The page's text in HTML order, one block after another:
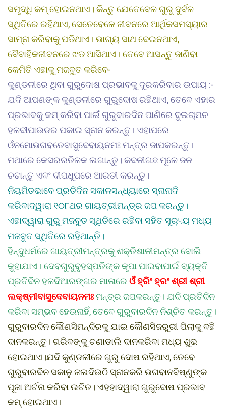
ସମୃଦ୍ଧି କମ୍ ହୋଇନଥାଏ। କିନ୍ତୁ ଯେତେବେଳ ଗୁରୁ ଦୁର୍ବଳ
ସ୍ଥିତିରେ ରହିଥାଏ, ସେତେବେଳେ ଜୀବନରେ ଆର୍ଥିକସମସ୍ୟାର
ସାମ୍ନା କରିବାକୁ ପଡିଥାଏ। ଭାଗ୍ୟ ସାଥ ଦେଇନଥାଏ,
ବୈବାହିକଜୀବନରେ ଝଡ ଆସିଥାଏ। ତେବେ ଆସନ୍ତୁ ଜାଣିବା
କେମିତି ଏହାକୁ ମଜବୁତ କରିବେ-
କୁଣ୍ଡଳୀରେ ଥିବା ଗୁରୁଦୋଷ ପ୍ରଭାବକୁ ଦୂରକରିବାର ଉପାୟ :-
ଯଦି ଆପଣଙ୍କ କୁଣ୍ଡଳୀରେ ଗୁରୁଦୋଷ ରହିଥାଏ, ତେବେ ଏହାର
ପ୍ରଭାବକୁ କମ୍ କରିବା ପାଇଁ ଗୁରୁବାରଦିନ ପାଣିରେ ଦୁଇଚାମଚ
ହଳଦୀପାଉଡର ପକାଇ ସ୍ନାନ କରନ୍ତୁ। ଏହାପରେ
ଓଁନମୋଭଗବତେବାସୁଦେବାୟନମଃ ମନ୍ତ୍ର ଜାପକରନ୍ତୁ।
ମଥାରେ କେସରରତିଳକ ଲଗାନ୍ତୁ। କଦଳୀଗଛ ମୂଳେ ଜଳ
ଚଢାନ୍ତୁ ଏବଂ ଦୀପଧୂପରେ ଆରତୀ କରନ୍ତୁ।
ନିୟମିତଭାବେ ପ୍ରତିଦିନ ସକାଳସନ୍ଧ୍ୟାରେ ସ୍ନାନାଦି
କରିବାଦ୍ୱାରା ୧୦୮ଥର ଗାୟତ୍ରୀମନ୍ତ୍ର ଜପ କରନ୍ତୁ।
ଏହାଦ୍ୱାରା ଗୁରୁ ମଜବୁତ ସ୍ଥିତିରେ ରହିବା ସହିତ ସୂର‌୍ୟ୍ୟ ମଧ୍ୟ
ମଜବୁତ ସ୍ଥିତିରେ ରହିଥାନ୍ତି।
ହିନ୍ଦୁଧର୍ମରେ ଗାୟତ୍ରୀମନ୍ତ୍ରକୁ ଶକ୍ତିଶାଳୀମନ୍ତ୍ର ବୋଲି
କୁହାଯାଏ। ଦେବଗୁରୁବୃହସ୍ପତିଙ୍କ କୃପା ପାଇବାପାଇଁ ବ୍ୟକ୍ତି
ପ୍ରତିଦିନ ହଳଦିଆରଙ୍ଗର ମାଳାରେ ଓଁ ହ୍ରିଂ ହ୍ରଂ ଶ୍ରୀ ଶ୍ରୀ
ଲକ୍ଷ୍ମୀବାସୁଦେବାୟନମଃମନ୍ତ୍ର ଜପକରନ୍ତୁ। ଯଦି ପ୍ରତିଦିନ
କରିବା ସମ୍ଭବ ହେଉନାହିଁ, ତେବେ ଗୁରୁବାରଦିନ ନିଶ୍ଚିତ କରନ୍ତୁ।
ଗୁରୁବାରଦିନ କୌଣସିମନ୍ଦିରକୁ ଯାଇ କୌଣସିଜରୁରୀ ପିଲାକୁ ବହି
ଦାନକରନ୍ତୁ। ଗରିବଙ୍କୁ ଚଣାଡାଲି ଦାନକରିବା ମଧ୍ୟ ଶୁଭ
ହୋଇଥାଏ।ଯଦି କୁଣ୍ଡଳୀରେ ଗୁରୁ ଦୋଷ ରହିଥାଏ, ତେବେ
ଗୁରୁବାରଦିନ ସକାଳୁ ଜଲଦିଉଠି ସ୍ନାନକରି ଭଗବାନବିଷ୍ଣୁଙ୍କ
ପୂଜା ଅର୍ଚନା କରିବା ଉଚିତ। ଏହହାଦ୍ୱାରା ଗୁରୁଦୋଷ ପ୍ରଭାବ
କମ୍ ହୋଇଥାଏ।